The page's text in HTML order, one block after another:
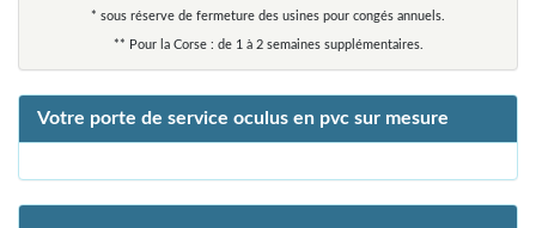
* sous réserve de fermeture des usines pour congés annuels.
** Pour la Corse : de 1 à 2 semaines supplémentaires.
Votre porte de service oculus en pvc sur mesure